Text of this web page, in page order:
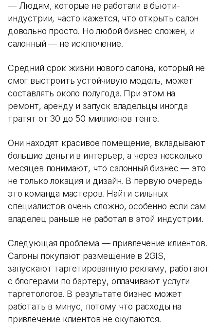
— Людям, которые не работали в бьюти-
индустрии, часто кажется, что открыть салон
довольно просто. Но любой бизнес сложен, и
салонный — не исключение.
Средний срок жизни нового салона, который не
смог выстроить устойчивую модель, может
составлять около полугода. При этом на
ремонт, аренду и запуск владельцы иногда
тратят от 30 до 50 миллионов тенге.
Они находят красивое помещение, вкладывают
большие деньги в интерьер, а через несколько
месяцев понимают, что салонный бизнес — это
не только локация и дизайн. В первую очередь
это команда мастеров. Найти сильных
специалистов очень сложно, особенно если сам
владелец раньше не работал в этой индустрии.
Следующая проблема — привлечение клиентов.
Салоны покупают размещение в 2GIS,
запускают таргетированную рекламу, работают
с блогерами по бартеру, оплачивают услуги
таргетологов. В результате бизнес может
работать в минус, потому что расходы на
привлечение клиентов не окупаются.